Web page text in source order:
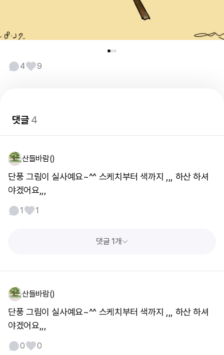
4 9
댓글4
산들바람()
단풍 그림이 실사예요~^^ 스케치부터 색까지 ,,, 하산 하셔
야겠어요,,,
1 1
댓글 1개
산들바람()
단풍 그림이 실사예요~^^ 스케치부터 색까지 ,,, 하산 하셔
야겠어요,,,
0 0